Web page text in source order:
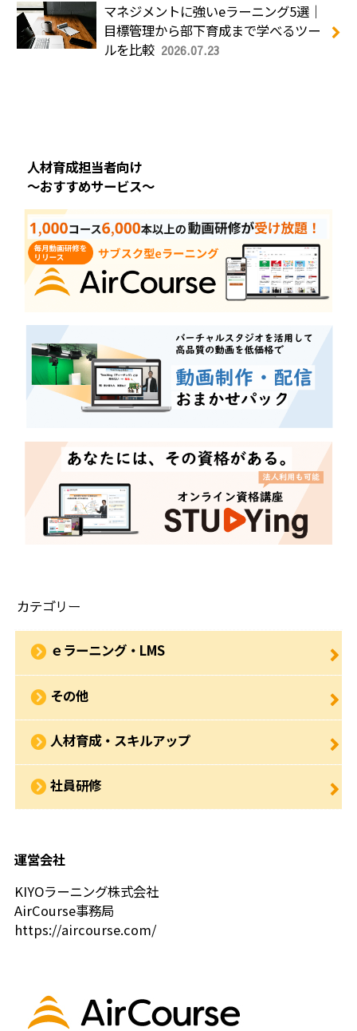
マネジメントに強いeラーニング5選｜
目標管理から部下育成まで学べるツー
ルを比較 2026.07.23
人材育成担当者向け
～おすすめサービス～
カテゴリー
ｅラーニング・LMS
その他
人材育成・スキルアップ
社員研修
運営会社
KIYOラーニング株式会社
AirCourse事務局
https://aircourse.com/